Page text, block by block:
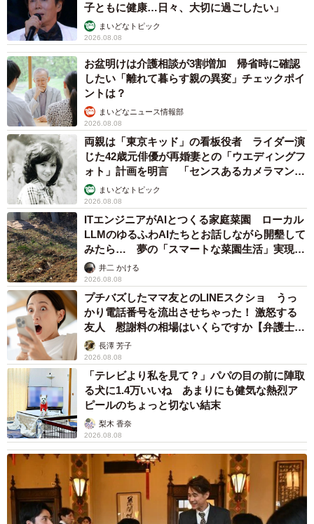
子ともに健康…日々、大切に過ごしたい」
まいどなトピック
2026.08.08
お盆明けは介護相談が3割増加 帰省時に確認
したい「離れて暮らす親の異変」チェックポイ
ントは？
まいどなニュース情報部
2026.08.08
両親は「東京キッド」の看板役者 ライダー演
じた42歳元俳優が再婚妻との「ウエディングフ
ォト」計画を明言 「センスあるカメラマン求
む」まいどなトピック
2026.08.08
ITエンジニアがAIとつくる家庭菜園 ローカル
LLMのゆるふわAIたちとお話しながら開墾して
みたら… 夢の「スマートな菜園生活」実現な
るか井二 かける
2026.08.08
プチバズしたママ友とのLINEスクショ うっ
かり電話番号を流出させちゃった！ 激怒する
友人 慰謝料の相場はいくらですか【弁護士が
解説】長澤 芳子
2026.08.08
「テレビより私を見て？」パパの目の前に陣取
る犬に1.4万いいね あまりにも健気な熱烈ア
ピールのちょっと切ない結末
梨木 香奈
2026.08.08